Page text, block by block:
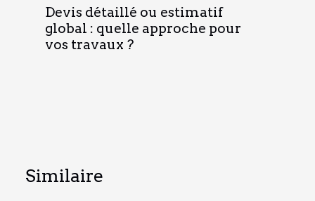
Devis détaillé ou estimatif
global : quelle approche pour
vos travaux ?
Similaire